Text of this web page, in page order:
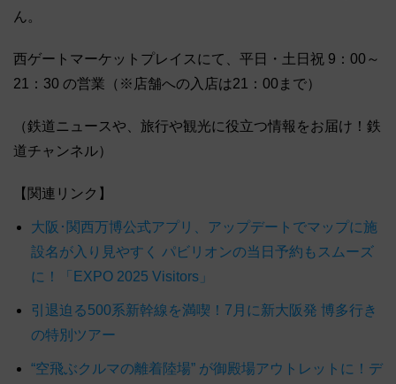
ん。
西ゲートマーケットプレイスにて、平日・土日祝 9：00～
21：30 の営業（※店舗への入店は21：00まで）
（鉄道ニュースや、旅行や観光に役立つ情報をお届け！鉄
道チャンネル）
【関連リンク】
大阪･関西万博公式アプリ、アップデートでマップに施
設名が入り見やすく パビリオンの当日予約もスムーズ
に！「EXPO 2025 Visitors」
引退迫る500系新幹線を満喫！7月に新大阪発 博多行き
の特別ツアー
“空飛ぶクルマの離着陸場” が御殿場アウトレットに！デ